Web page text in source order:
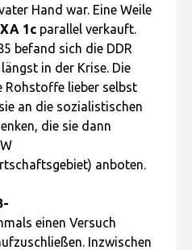
Hand war. Eine Weile
1c parallel verkauft.
befand sich die DDR
in der Krise. Die
Rohstoffe lieber selbst
an die sozialistischen
die sie dann
anboten.
einen Versuch
Inzwischen